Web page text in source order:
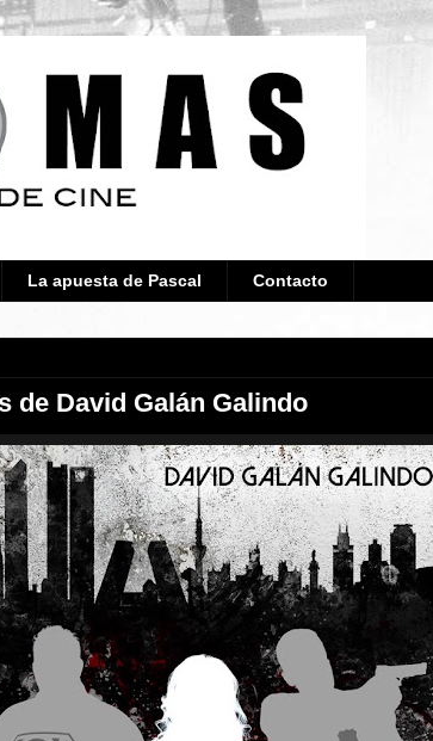
La apuesta de Pascal Contacto
de David Galán Galindo